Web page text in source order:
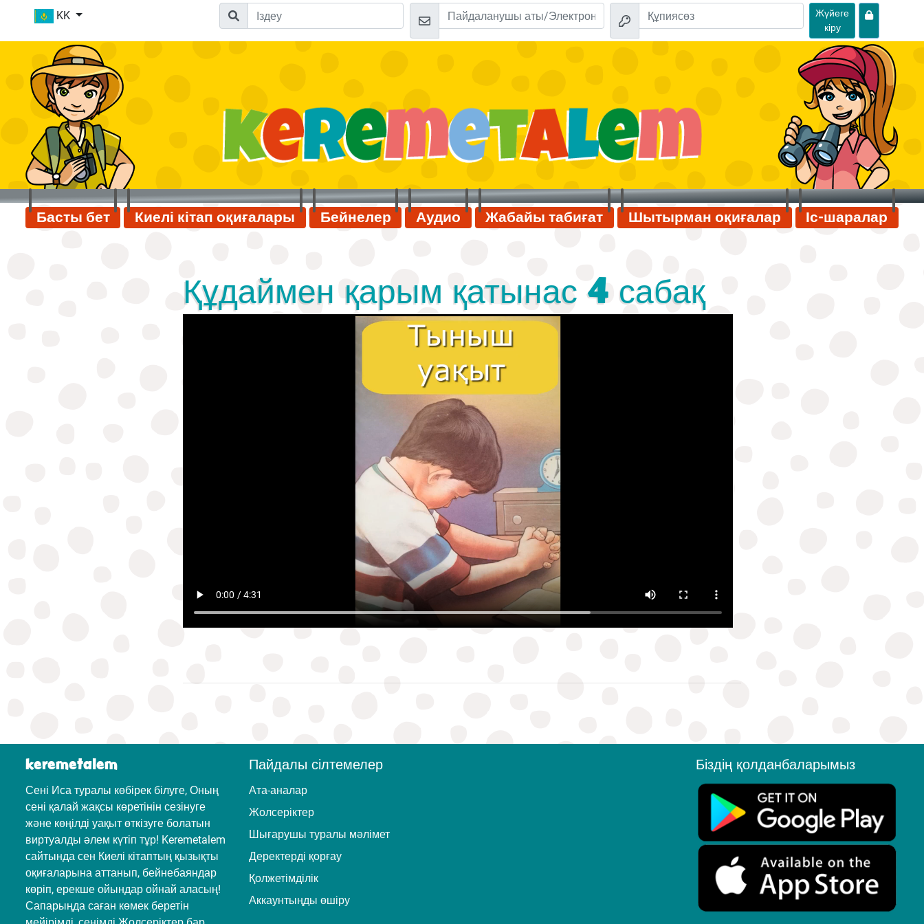
KK
Жүйеге
кіру
Басты бет Киелі кітап оқиғалары Бейнелер Аудио Жабайы табиғат Шытырман оқиғалар Іс-шаралар
Құдаймен қарым қатынас 4 сабақ
keremetalem
Сені Иса туралы көбірек білуге, Оның
сені қалай жақсы көретінін сезінуге
және көңілді уақыт өткізуге болатын
виртуалды әлем күтіп тұр! Keremetalem
сайтында сен Киелі кітаптың қызықты
оқиғаларына аттанып, бейнебаяндар
көріп, ерекше ойындар ойнай аласың!
Сапарыңда саған көмек беретін
Пайдалы сілтемелер
Ата-аналар
Жолсеріктер
Шығарушы туралы мәлімет
Деректерді қорғау
Қолжетімділік
Аккаунтыңды өшіру
Біздің қолданбаларымыз